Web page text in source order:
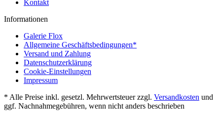
Kontakt
Informationen
Galerie Flox
Allgemeine Geschäftsbedingungen*
Versand und Zahlung
Datenschutzerklärung
Cookie-Einstellungen
Impressum
* Alle Preise inkl. gesetzl. Mehrwertsteuer zzgl. Versandkosten und
ggf. Nachnahmegebühren, wenn nicht anders beschrieben